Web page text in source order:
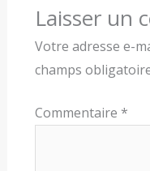
Laisser un
Votre adresse e-
champs
Commentaire *